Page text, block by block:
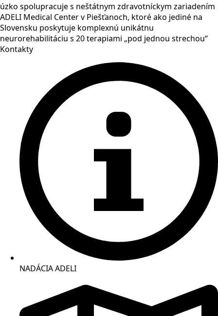
úzko spolupracuje s neštátnym zdravotníckym zariadením
ADELI Medical Center v Piešťanoch, ktoré ako jediné na
Slovensku poskytuje komplexnú unikátnu
neurorehabilitáciu s 20 terapiami „pod jednou strechou“
Kontakty
NADÁCIA ADELI